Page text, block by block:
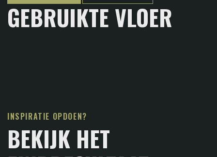
GEBRUIKTE VLOER
INSPIRATIE OPDOEN?
BEKIJK HET